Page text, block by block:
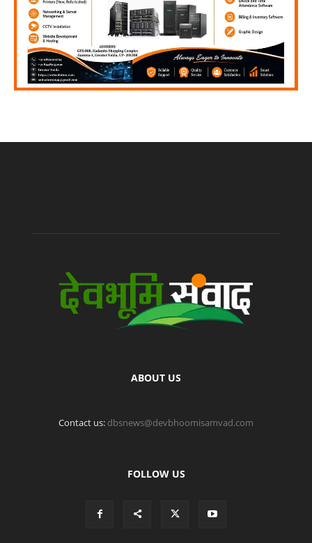
ABOUT US
Contact us: dbsnews@devbhoomisamvad.com
FOLLOW US